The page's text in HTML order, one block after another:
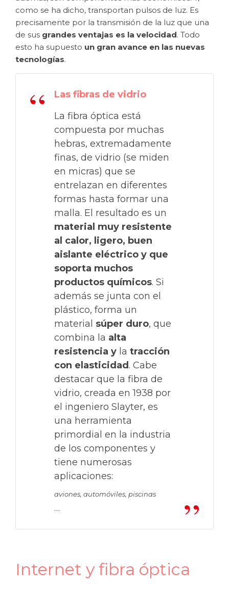
como se ha dicho, transportan pulsos de luz. Es
precisamente por la transmisión de la luz que una
de sus grandes ventajas es la velocidad. Todo
esto ha supuesto un gran avance en las nuevas
tecnologías.
Las fibras de vidrio
La fibra óptica está
compuesta por muchas
hebras, extremadamente
finas, de vidrio (se miden
en micras) que se
entrelazan en diferentes
formas hasta formar una
malla. El resultado es un
material muy resistente
al calor, ligero, buen
aislante eléctrico y que
soporta muchos
productos químicos. Si
además se junta con el
plástico, forma un
material súper duro, que
combina la alta
resistencia y la tracción
con elasticidad . Cabe
destacar que la fibra de
vidrio, creada en 1938 por
el ingeniero Slayter, es
una herramienta
primordial en la industria
de los componentes y
tiene numerosas
aplicaciones:
aviones, automóviles, piscinas
…
Internet y fibra óptica